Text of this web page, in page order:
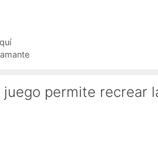
permite recrear